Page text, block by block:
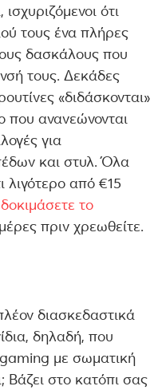
ότι
τους ένα πλήρες
δασκάλους που
τους. Δεκάδες
«διδάσκονται»
που ανανεώνονται
για
και στυλ. Όλα
λιγότερο από €15
το
πριν χρεωθείτε.
διασκεδαστικά
δηλαδή, που
με σωματική
στο κατόπι σας